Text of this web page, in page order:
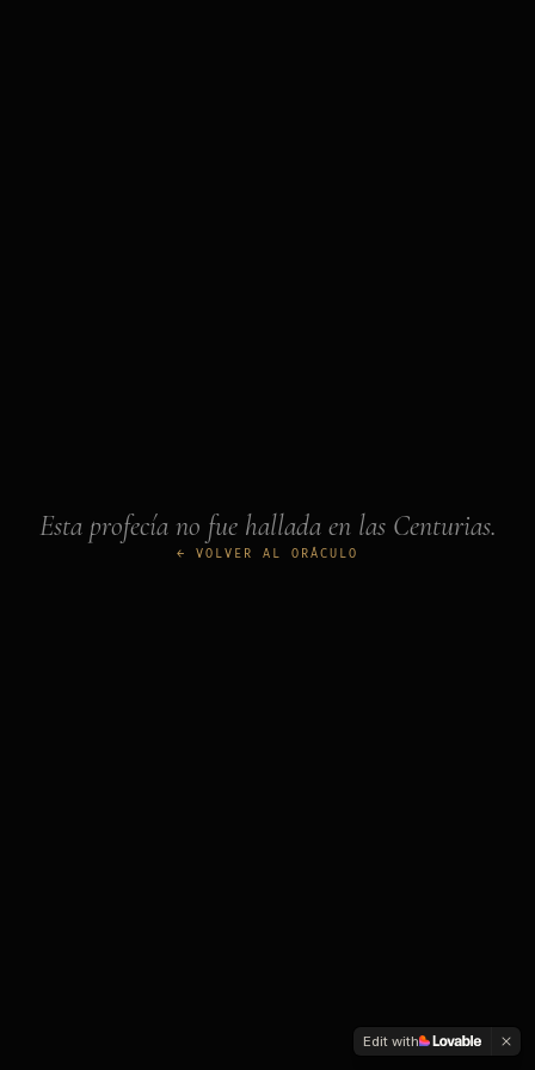
Esta profecía no fue hallada en las Centurias.
← VOLVER AL ORÁCULO
Edit with